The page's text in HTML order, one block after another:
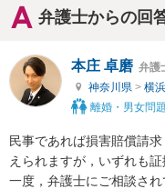
弁護士からの回
本庄 卓磨 弁護
神奈川県 > 横
離婚・男女問
民事であれば損害賠償請
えられますが，いずれも証
一度，弁護士にご相談され